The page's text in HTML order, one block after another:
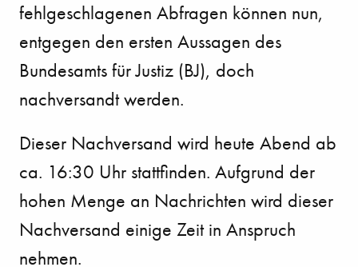
fehlgeschlagenen Abfragen können nun,
entgegen den ersten Aussagen des
Bundesamts für Justiz (BJ), doch
nachversandt werden.
Dieser Nachversand wird heute Abend ab
ca. 16:30 Uhr stattfinden. Aufgrund der
hohen Menge an Nachrichten wird dieser
Nachversand einige Zeit in Anspruch
nehmen.